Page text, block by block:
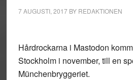
7 AUGUSTI, 2017BY REDAKTIONEN
Hårdrockarna i Mastodon
Stockholm i november, till en
Münchenbryggeriet.